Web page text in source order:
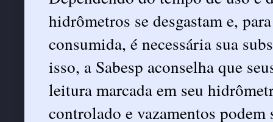
hidrômetros se desgastam e,
consumida, é necessária sua
isso, a Sabesp aconselha que
leitura marcada em seu
controlado e vazamentos